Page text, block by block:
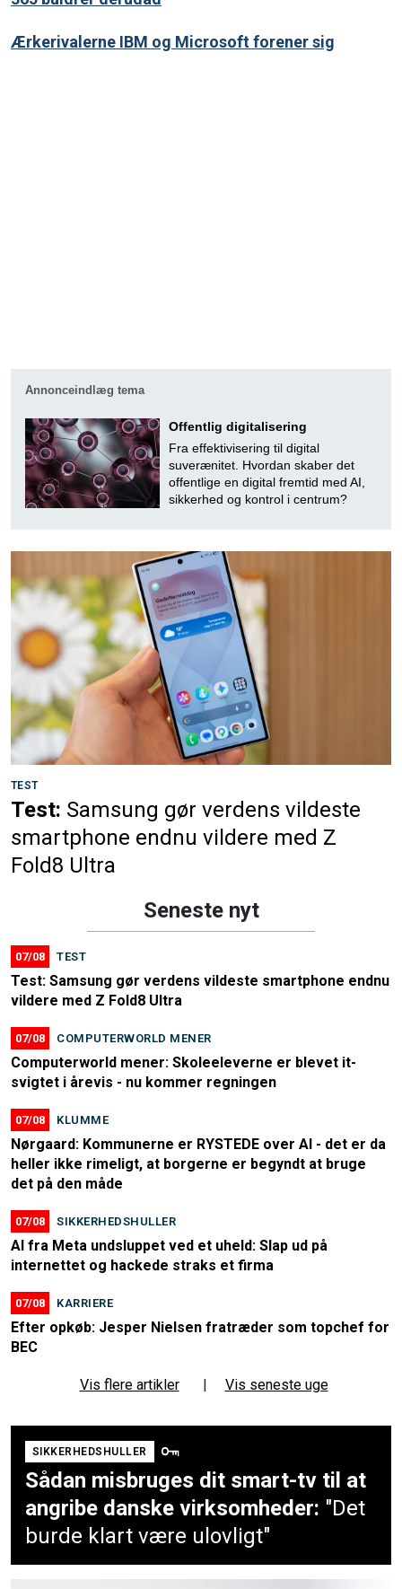
Ærkerivalerne IBM og Microsoft forener sig
Annonceindlæg tema
Offentlig digitalisering
Fra effektivisering til digital
suverænitet. Hvordan skaber det
offentlige en digital fremtid med AI,
sikkerhed og kontrol i centrum?
TEST
Test: Samsung gør verdens vildeste
smartphone endnu vildere med Z
Fold8 Ultra
Seneste nyt
07/08 TEST
Test: Samsung gør verdens vildeste smartphone endnu
vildere med Z Fold8 Ultra
07/08 COMPUTERWORLD MENER
Computerworld mener: Skoleeleverne er blevet it-
svigtet i årevis - nu kommer regningen
07/08 KLUMME
Nørgaard: Kommunerne er RYSTEDE over AI - det er da
heller ikke rimeligt, at borgerne er begyndt at bruge
det på den måde
07/08 SIKKERHEDSHULLER
AI fra Meta undsluppet ved et uheld: Slap ud på
internettet og hackede straks et firma
07/08 KARRIERE
Efter opkøb: Jesper Nielsen fratræder som topchef for
BEC
Vis flere artikler | Vis seneste uge
SIKKERHEDSHULLER
Sådan misbruges dit smart-tv til at
angribe danske virksomheder: "Det
burde klart være ulovligt"